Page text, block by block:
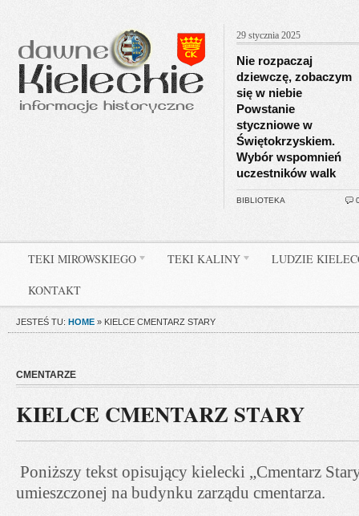
29 stycznia 2025
Nie rozpaczaj
dziewczę, zobaczym
się w niebie
Powstanie
styczniowe w
Świętokrzyskiem.
Wybór wspomnień
uczestników walk
BIBLIOTEKA
TEKI MIROWSKIEGO TEKI KALINY LUDZIE
KONTAKT
JESTEŚ TU: HOME » KIELCE CMENTARZ STARY
CMENTARZE
KIELCE CMENTARZ STARY
Poniższy tekst opisujący kielecki „Cmentarz
umieszczonej na budynku zarządu cmentarza.